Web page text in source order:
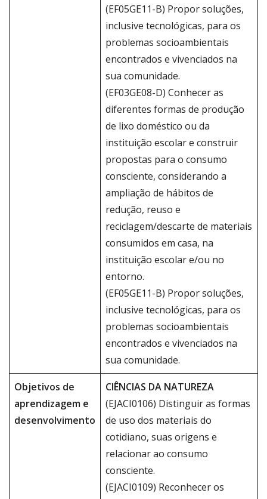
(EF05GE11-B) Propor soluções,
inclusive tecnológicas, para os
problemas socioambientais
encontrados e vivenciados na
sua comunidade.
(EF03GE08-D) Conhecer as
diferentes formas de produção
de lixo doméstico ou da
instituição escolar e construir
propostas para o consumo
consciente, considerando a
ampliação de hábitos de
redução, reuso e
reciclagem/descarte de materiais
consumidos em casa, na
instituição escolar e/ou no
entorno.
(EF05GE11-B) Propor soluções,
inclusive tecnológicas, para os
problemas socioambientais
encontrados e vivenciados na
sua comunidade.
Objetivos de
aprendizagem e
desenvolvimento
CIÊNCIAS DA NATUREZA
(EJACI0106) Distinguir as formas
de uso dos materiais do
cotidiano, suas origens e
relacionar ao consumo
consciente.
(EJACI0109) Reconhecer os